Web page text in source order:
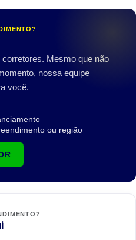
Mesmo que não
nossa equipe
você.
ou região